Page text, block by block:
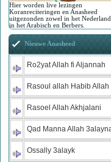
Hier worden live lezingen
Koranreciteringen en Anasheed
uitgezonden zowel in het
in het Arabisch en Berbers.
Nieuwe Anasheed
Ro2yat Allah fi Aljannah
Rasoul allah Habib Allah
Rasoel Allah Akhjalani
Qad Manna Allah
Ossally 3alayk